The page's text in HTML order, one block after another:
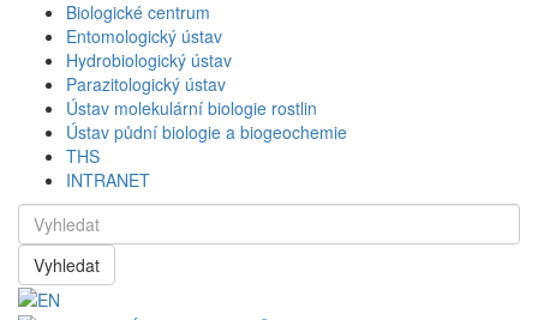
Biologické centrum
Entomologický ústav
Hydrobiologický ústav
Parazitologický ústav
Ústav molekulární biologie rostlin
Ústav půdní biologie a biogeochemie
THS
INTRANET
Vyhledat